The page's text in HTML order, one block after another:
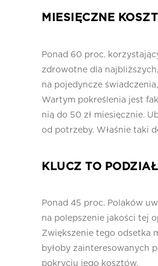
MIESIĘCZNE
Ponad 60 proc.
zdrowotne dla
na pojedyncze
Wartym pokreślenia jest
nią do 50 zł miesięcznie.
od potrzeby. Właśnie taki
KLUCZ TO
Ponad 45 proc. Polaków
na polepszenie jakości tej
Zwiększenie tego odsetka
byłoby zainteresowanych
pokryciu jego kosztów.